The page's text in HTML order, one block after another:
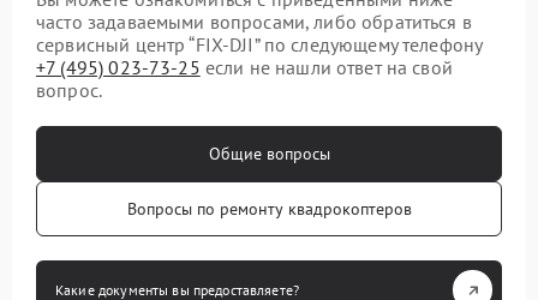
часто задаваемыми вопросами, либо обратиться в
сервисный центр “FIX-DJI” по следующему телефону
+7 (495) 023-73-25 если не нашли ответ на свой
вопрос.
Общие вопросы
Вопросы по ремонту квадрокоптеров
Какие документы вы предоставляете?